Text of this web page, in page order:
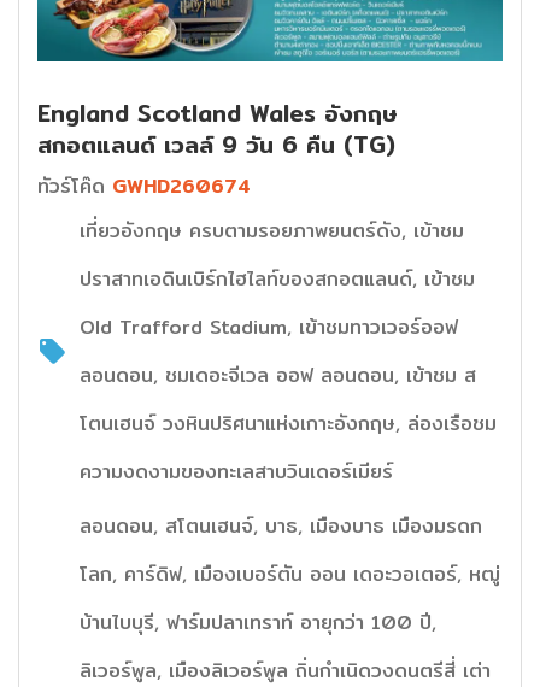
England Scotland Wales อังกฤษ
สกอตแลนด์ เวลล์ 9 วัน 6 คืน (TG)
ทัวร์โค๊ด GWHD260674
เที่ยวอังกฤษ ครบตามรอยภาพยนตร์ดัง, เข้าชม
ปราสาทเอดินเบิร์กไฮไลท์ของสกอตแลนด์, เข้าชม
Old Trafford Stadium, เข้าชมทาวเวอร์ออฟ
ลอนดอน, ชมเดอะจีเวล ออฟ ลอนดอน, เข้าชม ส
โตนเฮนจ์ วงหินปริศนาแห่งเกาะอังกฤษ, ล่องเรือชม
ความงดงามของทะเลสาบวินเดอร์เมียร์
ลอนดอน, สโตนเฮนจ์, บาธ, เมืองบาธ เมืองมรดก
โลก, คาร์ดิฟ, เมืองเบอร์ตัน ออน เดอะวอเตอร์, หฒู่
บ้านไบบุรี, ฟาร์มปลาเทราท์ อายุกว่า 100 ปี,
ลิเวอร์พูล, เมืองลิเวอร์พูล ถิ่นกำเนิดวงดนตรีสี่ เต่า